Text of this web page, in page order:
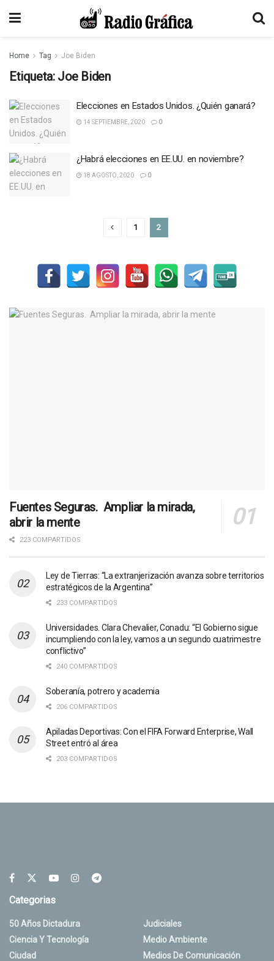
Home Tag Joe Biden
Etiqueta: Joe Biden
Elecciones en Estados Unidos. ¿Quién ganará?
14 SEPTIEMBRE, 2020 0
¿Habrá elecciones en EE.UU. en noviembre?
18 AGOSTO, 2020 0
1 2
Fuentes Seguras. Ampliar la mirada,
abrir la mente
223 COMPARTIDOS
Ley de Tierras: “La extranjerización avanza sobre territorios
estratégicos de la Argentina”
233 COMPARTIDOS
Universidades. Clara Chevalier, Conadu: “El Gobierno sigue
incumpliendo con la ley, vamos a un segundo cuatrimestre
conflictivo”
240 COMPARTIDOS
Soberanía, potrero y academia
206 COMPARTIDOS
Apiladas Deportivas: Con el FIFA Forward Enterprise, Wall
Street entró al área
203 COMPARTIDOS
Categorias
50 Años Dictadura
Ciencia Y Tecnología
Ciudad
Judiciales
Medio Ambiente
Medios De Comunicación